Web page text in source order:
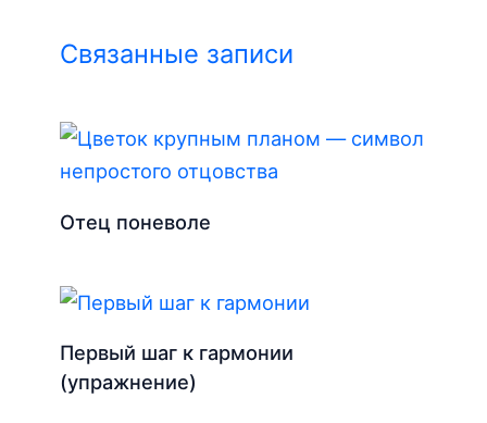
Связанные записи
Отец поневоле
Первый шаг к гармонии
(упражнение)